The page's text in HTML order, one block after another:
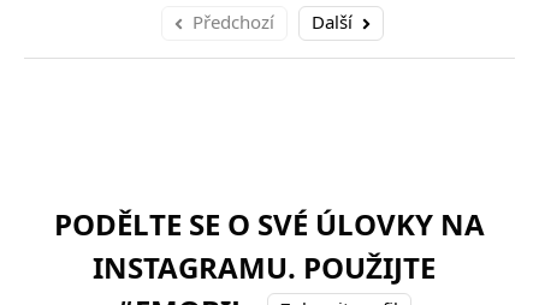
Předchozí Další
PODĚLTE SE O SVÉ ÚLOVKY NA
INSTAGRAMU. POUŽIJTE